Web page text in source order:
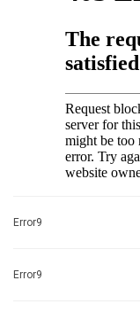
Error9
Error9